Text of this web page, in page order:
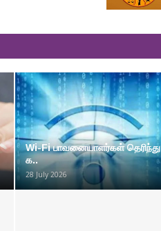
Wi-Fi பாவனையாளர்கள் தெரிந்து
க..
28 July 2026